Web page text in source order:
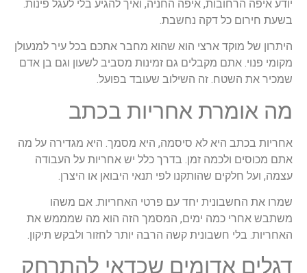
יודע איפה הרחובות, איפה החניה, ואיך להגיע בלי לעגל פינות.
בשעת חירום כל דקה נחשבת.
היתרון של מוקד ארצי הוא שהוא מחבר אתכם בכל עיר למנעולן
מקומי פנוי. אתם מקבלים גם זמינות מסביב לשעון וגם בן אדם
שמכיר את השטח. זה השילוב שעובד בפועל.
מה אומרת אחריות בכתב
אחריות בכתב היא לא סיסמה, היא מסמך. היא מגדירה על מה
אתם מכוסים ולכמה זמן. בדרך כלל יש אחריות על העבודה
עצמה, ועל חלקים שהותקנו לפי תנאי היבואן או היצרן.
שמרו את החשבונית יחד עם פרטי האחריות. אם משהו
משתבש אחרי כמה ימים, המסמך הזה הוא מה שמממש את
האחריות. בלי חשבונית קשה הרבה יותר לחזור ולבקש תיקון.
דגלים אדומים שכדאי להתרחק